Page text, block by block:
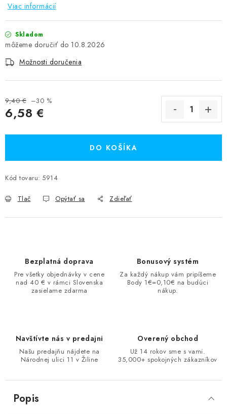
Viac informácií
Skladom
10.8.2026
Možnosti doručenia
9,40 € –30 %
6,58 €
DO KOŠÍKA
Kód tovaru: 5914
Tlač Opýtať sa Zdieľať
Bezplatná doprava
Pre všetky objednávky v cene
nad 40 € v rámci Slovenska
zasielame zdarma
Bonusový systém
Za každý nákup vám pripíšeme
Body 1€=0,10€ na budúci
nákup.
Navštívte nás v predajni
Našu predajňu nájdete na
Národnej ulici 11 v Žiline
Overený obchod
Už 14 rokov sme s vami.
35,000+ spokojných zákazníkov
Popis